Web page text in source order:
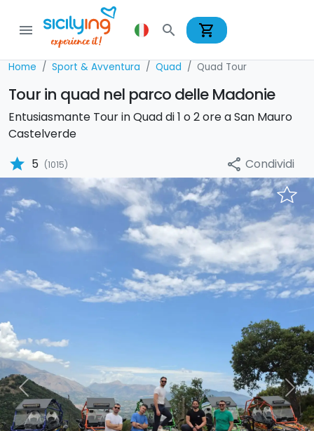
menu search shopping_cart
Home Sport & Avventura Quad Quad Tour
Tour in quad nel parco delle Madonie
Entusiasmante Tour in Quad di 1 o 2 ore a San Mauro
Castelverde
star 5 (1015) share Condividi
Previous Next